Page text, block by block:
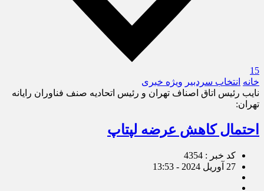
15
خانه انتخاب سردبیر ویژه خبری
نایب رئیس اتاق اصناف تهران و رئیس اتحادیه صنف فناوران رایانه
تهران:
احتمال کاهش عرضه لپ‎تاپ
کد خبر : 4354
27 آوریل 2024 - 13:53